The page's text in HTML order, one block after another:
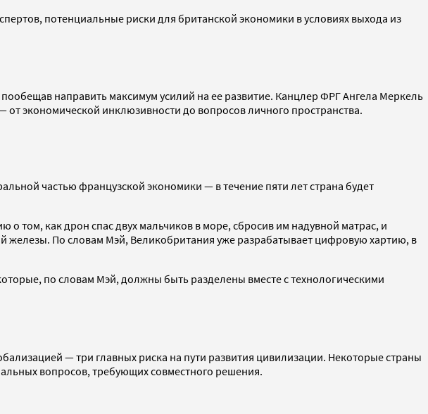
потенциальные риски для британской экономики в условиях выхода из
направить максимум усилий на ее развитие. Канцлер ФРГ Ангела Меркель
экономической инклюзивности до вопросов личного пространства.
частью французской экономики — в течение пяти лет страна будет
том, как дрон спас двух мальчиков в море, сбросив им надувной матрас, и
железы. По словам Мэй, Великобритания уже разрабатывает цифровую хартию, в
по словам Мэй, должны быть разделены вместе с технологическими
— три главных риска на пути развития цивилизации. Некоторые страны
вопросов, требующих совместного решения.